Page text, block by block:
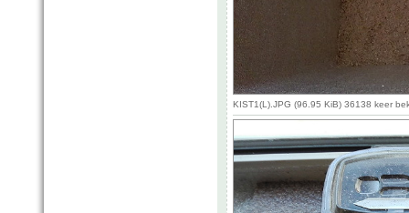
KIST1(L).JPG (96.95 KiB) 36138 keer